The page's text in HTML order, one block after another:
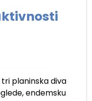
tri planinska diva
endemsku